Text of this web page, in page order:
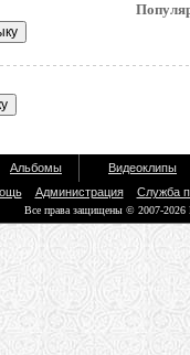
Альбомы Видеоклипы
Администрация Служба
Все права защищены © 2007-2026